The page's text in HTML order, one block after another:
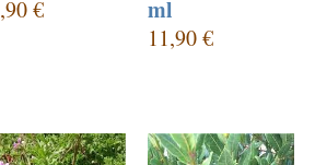
€
ml
11,90 €